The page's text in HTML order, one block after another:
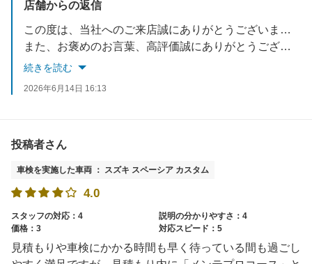
店舗からの返信
この度は、当社へのご来店誠にありがとうございました。
また、お褒めのお言葉、高評価誠にありがとうございます。
続きを読む
2026年6月14日 16:13
投稿者さん
車検を実施した車両 ： スズキ スペーシア カスタム
4.0
スタッフの対応：4
説明の分かりやすさ：4
価格：3
対応スピード：5
見積もりや車検にかかる時間も早く待っている間も過ごし